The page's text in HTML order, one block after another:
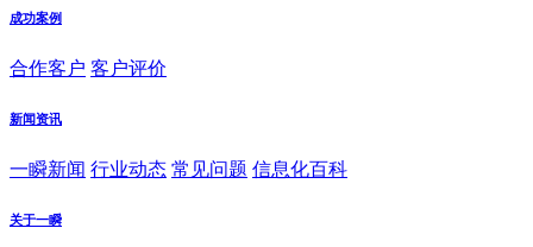
成功案例
合作客户 客户评价
新闻资讯
一瞬新闻 行业动态 常见问题 信息化百科
关于一瞬